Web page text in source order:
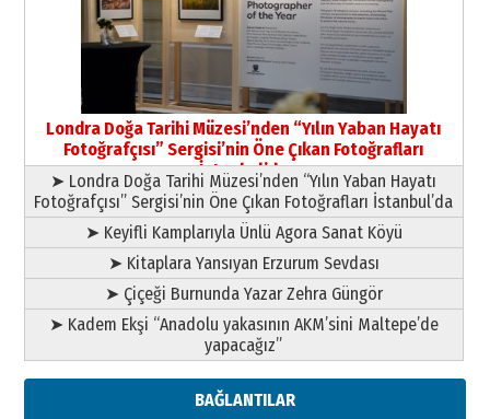
HAVVA’NIN ÜÇ KIZI
09 Temmuz 2026 Perşembe
Yusuf POLAT
Şampiyonluk Sebahattin Şirin’e
yazar
11 Mayıs 2026 Pazartesi
Londra Doğa Tarihi Müzesi’nden “Yılın Yaban Hayatı
Fotoğrafçısı” Sergisi’nin Öne Çıkan Fotoğrafları
İstanbul’da
➤ Londra Doğa Tarihi Müzesi’nden “Yılın Yaban Hayatı
Fotoğrafçısı” Sergisi’nin Öne Çıkan Fotoğrafları İstanbul’da
➤ Keyifli Kamplarıyla Ünlü Agora Sanat Köyü
➤ Kitaplara Yansıyan Erzurum Sevdası
➤ Çiçeği Burnunda Yazar Zehra Güngör
➤ Kadem Ekşi “Anadolu yakasının AKM’sini Maltepe’de
yapacağız”
BAĞLANTILAR